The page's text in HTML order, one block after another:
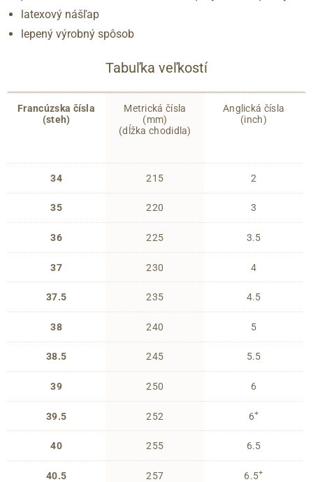
latexový nášľap
lepený výrobný spôsob
Tabuľka veľkostí
Francúzska čísla
(steh)
34
35
36
37
37.5
38
38.5
39
39.5
40
40.5
Metrická čísla
(mm)
(dĺžka chodidla)
215
220
225
230
235
240
245
250
252
255
257
Anglická čísla
(inch)
2
3
3.5
4
4.5
5
5.5
6
6+
6.5
6.5+